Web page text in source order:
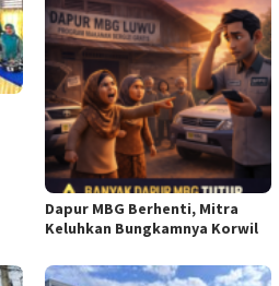
Dapur MBG Berhenti, Mitra
Keluhkan Bungkamnya Korwil